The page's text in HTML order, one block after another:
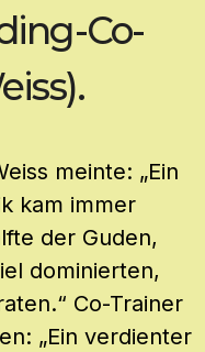
Co-
meinte: „Ein
kam immer
der Guden,
dominierten,
Co-Trainer
„Ein verdienter